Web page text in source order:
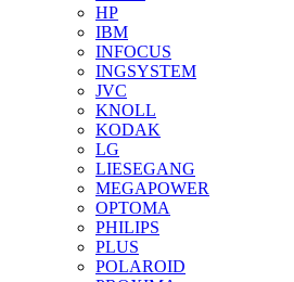
HP
IBM
INFOCUS
INGSYSTEM
JVC
KNOLL
KODAK
LG
LIESEGANG
MEGAPOWER
OPTOMA
PHILIPS
PLUS
POLAROID